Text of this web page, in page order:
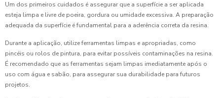
Um dos primeiros cuidados é assegurar que a superfície a ser aplicada
esteja limpa e livre de poeira, gordura ou umidade excessiva. A preparação
adequada da superfície é fundamental para a aderência correta da resina.
Durante a aplicação, utilize ferramentas limpas e apropriadas, como
pincéis ou rolos de pintura, para evitar possíveis contaminações na resina.
É recomendado que as ferramentas sejam limpas imediatamente após o
uso com água e sabão, para assegurar sua durabilidade para futuros
projetos.